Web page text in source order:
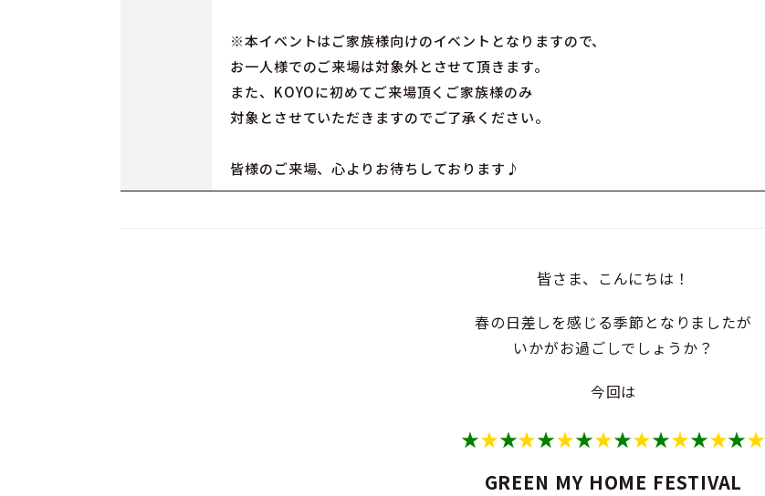
※本イベントはご家族様向けのイベントとなりますので、
お一人様でのご来場は対象外とさせて頂きます。
また、KOYOに初めてご来場頂くご家族様のみ
対象とさせていただきますのでご了承ください。
皆様のご来場、心よりお待ちしております♪
皆さま、こんにちは！
春の日差しを感じる季節となりましたが
いかがお過ごしでしょうか？
今回は
★★★★★★★★★★★★★★★★
GREEN MY HOME FESTIVAL